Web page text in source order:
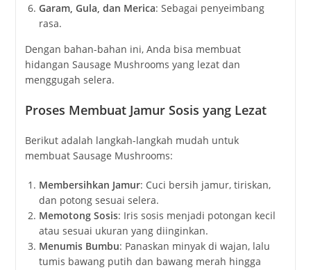
Garam, Gula, dan Merica: Sebagai penyeimbang
rasa.
Dengan bahan-bahan ini, Anda bisa membuat
hidangan Sausage Mushrooms yang lezat dan
menggugah selera.
Proses Membuat Jamur Sosis yang Lezat
Berikut adalah langkah-langkah mudah untuk
membuat Sausage Mushrooms:
Membersihkan Jamur: Cuci bersih jamur, tiriskan,
dan potong sesuai selera.
Memotong Sosis: Iris sosis menjadi potongan kecil
atau sesuai ukuran yang diinginkan.
Menumis Bumbu: Panaskan minyak di wajan, lalu
tumis bawang putih dan bawang merah hingga